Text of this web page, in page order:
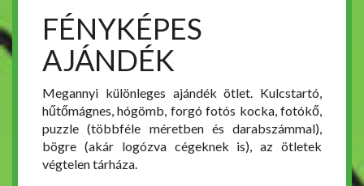
FÉNYKÉPES
AJÁNDÉK
Megannyi különleges ajándék ötlet. Kulcstartó,
hűtőmágnes, hógömb, forgó fotós kocka, fotókő,
puzzle (többféle méretben és darabszámmal),
bögre (akár logózva cégeknek is), az ötletek
végtelen tárháza.